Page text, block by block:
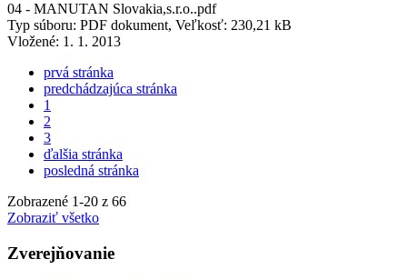
04 - MANUTAN Slovakia,s.r.o..pdf
Typ súboru: PDF dokument, Veľkosť: 230,21 kB
Vložené: 1. 1. 2013
prvá stránka
predchádzajúca stránka
1
2
3
ďalšia stránka
posledná stránka
Zobrazené 1-20 z 66
Zobraziť všetko
Zverejňovanie